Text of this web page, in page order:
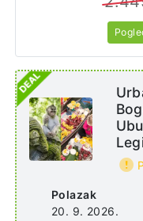
Polazak
20. 9. 2026.